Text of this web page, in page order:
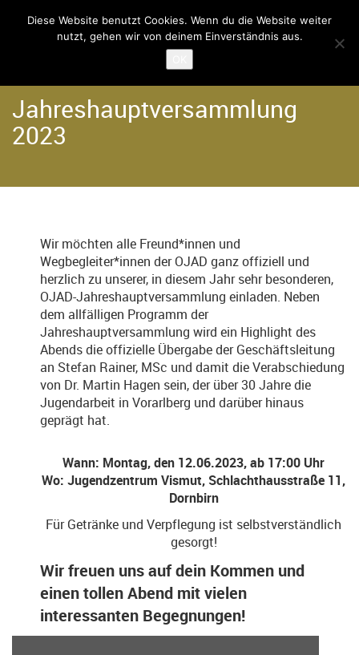
Der Verein
Jahreshauptversammlung
2023
Wir möchten alle Freund*innen und
Wegbegleiter*innen der OJAD ganz offiziell und
herzlich zu unserer, in diesem Jahr sehr besonderen,
OJAD-Jahreshauptversammlung einladen. Neben
dem allfälligen Programm der
Jahreshauptversammlung wird ein Highlight des
Abends die offizielle Übergabe der Geschäftsleitung
an Stefan Rainer, MSc und damit die Verabschiedung
von Dr. Martin Hagen sein, der über 30 Jahre die
Jugendarbeit in Vorarlberg und darüber hinaus
geprägt hat.
Wann: Montag, den 12.06.2023, ab 17:00 Uhr
Wo: Jugendzentrum Vismut, Schlachthausstraße 11,
Dornbirn
Für Getränke und Verpflegung ist selbstverständlich
gesorgt!
Wir freuen uns auf dein Kommen und
einen tollen Abend mit vielen
interessanten Begegnungen!
Diese Website benutzt Cookies. Wenn du die Website weiter
nutzt, gehen wir von deinem Einverständnis aus.